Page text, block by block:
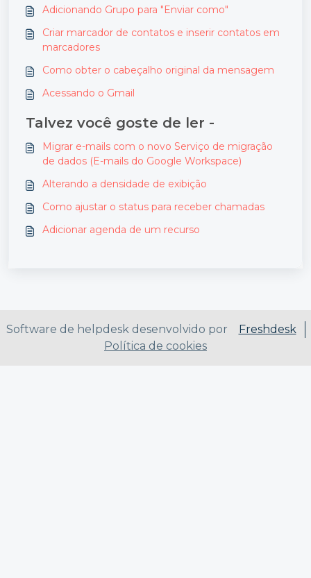
Adicionando Grupo para "Enviar como"
Criar marcador de contatos e inserir contatos em
marcadores
Como obter o cabeçalho original da mensagem
Acessando o Gmail
Talvez você goste de ler -
Migrar e-mails com o novo Serviço de migração
de dados (E-mails do Google Workspace)
Alterando a densidade de exibição
Como ajustar o status para receber chamadas
Adicionar agenda de um recurso
Software de helpdesk desenvolvido por
Freshdesk
Política de cookies